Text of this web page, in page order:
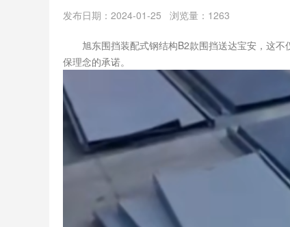
发布日期：2024-01-25 浏览量：1263
旭东围挡装配式钢结构B2款围挡送达宝安，这不
保理念的承诺。